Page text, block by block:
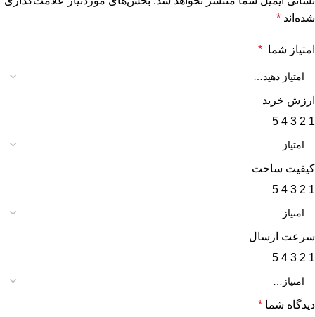
شده‌اند *
امتیاز شما *
ارزش خرید
1
2
3
4
5
کیفیت ساخت
1
2
3
4
5
سرعت ارسال
1
2
3
4
5
دیدگاه شما *